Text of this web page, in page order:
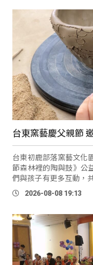
台東窯藝慶父親節
台東初鹿部落窯藝文化
節森林裡的陶與鼓》公
們與孩子有更多互動，共
窯藝文化園區（九鳥陶
動，是爸爸帶著小 …
2026-08-08 19:13